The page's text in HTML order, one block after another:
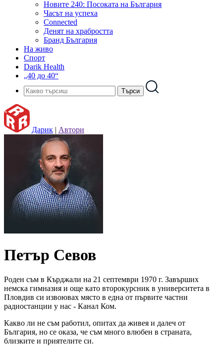
Новите 240: Посоката на България
Часът на успеха
Connected
Денят на храбростта
Бранд България
На живо
Спорт
Darik Health
„40 до 40“
Дарик | Автори
Петър Севов
Роден съм в Кърджали на 21 септември 1970 г. Завърших
немска гимназия и още като второкурсник в университета в
Пловдив си извоювах място в една от първите частни
радиостанции у нас - Канал Ком.
Кaкво ли не съм работил, опитах да живея и далеч от
България, но се оказа, че съм много влюбен в страната,
близките и приятелите си.